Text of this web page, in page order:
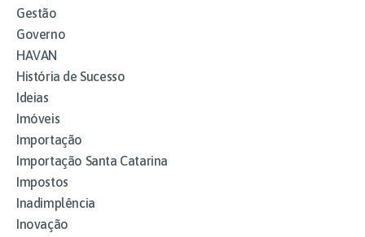
Gestão
Governo
HAVAN
História de Sucesso
Ideias
Imóveis
Importação
Importação Santa Catarina
Impostos
Inadimplência
Inovação